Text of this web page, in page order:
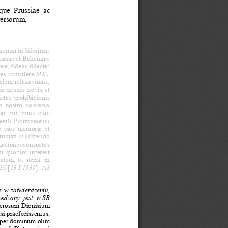
Prussiae  ac
in Silesiam.
et Bohemiae
fidelis dilecte!
consulere MK 1
relaxavimus,
nostris novis et
prohibicionis
nostro concessa
mittimus  cum
Piotrcouiensi
eius memoria et
in solvendo
consuetas
quorum interest
ut supra, in
[ 13 I 1530].
Ad
w
zatwierdzeniu,
jest  w
SB
Dionisium
praefecissemus,
dominum olim